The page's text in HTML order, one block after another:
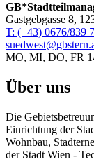
Gastgebgasse 8,
T: (+43) 0676/839
MO, MI, DO, FR
Über uns
Die
Einrichtung der
Wohnbau,
der Stadt Wien -